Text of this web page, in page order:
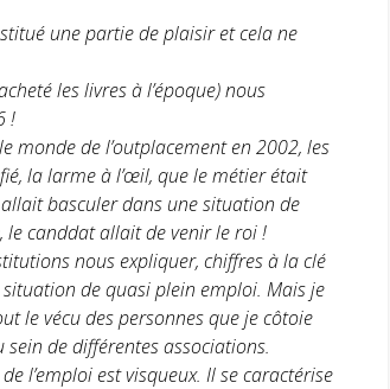
une partie de plaisir et cela ne
les livres à l’époque) nous
!
monde de l’outplacement en 2002, les
la larme à l’œil, que le métier était
basculer dans une situation de
le canddat allait de venir le roi !
nous expliquer, chiffres à la clé
de quasi plein emploi. Mais je
le vécu des personnes que je côtoie
de différentes associations.
l’emploi est visqueux. Il se caractérise